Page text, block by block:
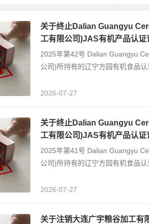
关于终止Dalian Guangyu
工有限公司)JAS有机产品认证
2025年第42号 Dalian Guangyu
公司)所持有的辽宁方园有机食品
2026-07-27
关于终止Dalian Guangyu
工有限公司)JAS有机产品认证
2025年第41号 Dalian Guangyu
公司)所持有的辽宁方园有机食品
2026-07-27
关于注销大连广宇粮谷加工有